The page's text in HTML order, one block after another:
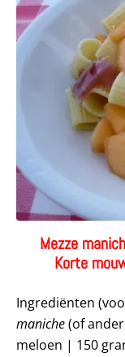
Mezze
Korte
Ingrediënten
maniche(of
meloen | 150